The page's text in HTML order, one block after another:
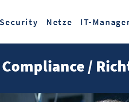
Security Netze IT-
/